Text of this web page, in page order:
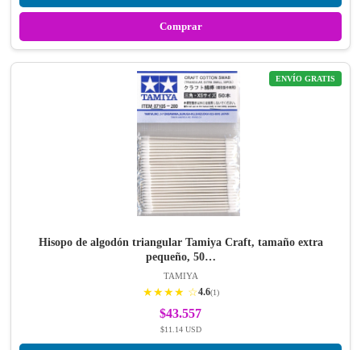
Comprar
ENVÍO GRATIS
Hisopo de algodón triangular Tamiya Craft, tamaño extra
pequeño, 50…
TAMIYA
★★★★ ☆4.6(1)
$43.557
$11.14 USD